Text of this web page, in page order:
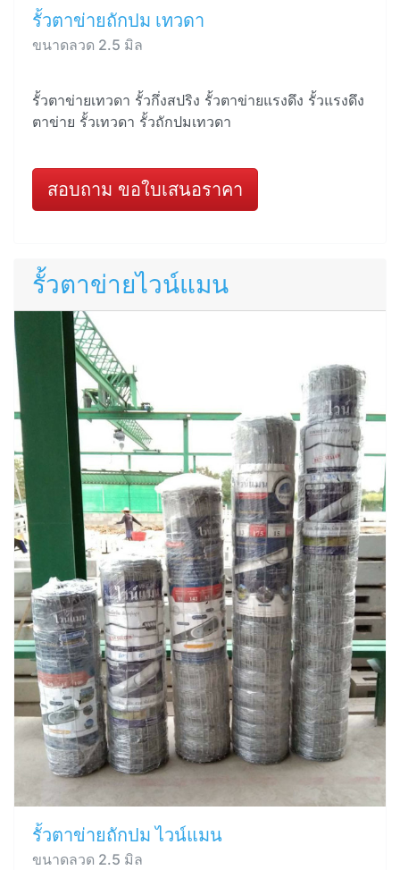
รั้วตาข่ายถักปม เทวดา
ขนาดลวด 2.5 มิล
รั้วตาข่ายเทวดา รั้วกึ่งสปริง รั้วตาข่ายแรงดึง รั้วแรงดึง
ตาข่าย รั้วเทวดา รั้วถักปมเทวดา
สอบถาม ขอใบเสนอราคา
รั้วตาข่ายไวน์แมน
รั้วตาข่ายถักปม ไวน์แมน
ขนาดลวด 2.5 มิล